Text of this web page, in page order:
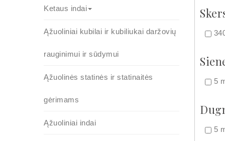
5
5
Ketaus indai
Ąžuoliniai kubilai ir kubiliukai daržovių
rauginimui ir sūdymui
Ąžuolinės statinės ir statinaitės
gėrimams
Ąžuoliniai indai